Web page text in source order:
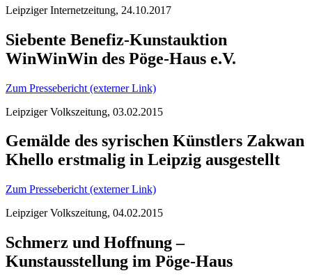
Leipziger Internetzeitung, 24.10.2017
Siebente Benefiz-Kunstauktion
WinWinWin des Pöge-Haus e.V.
Zum Pressebericht (externer Link)
Leipziger Volkszeitung, 03.02.2015
Gemälde des syrischen Künstlers Zakwan
Khello erstmalig in Leipzig ausgestellt
Zum Pressebericht (externer Link)
Leipziger Volkszeitung, 04.02.2015
Schmerz und Hoffnung –
Kunstausstellung im Pöge-Haus